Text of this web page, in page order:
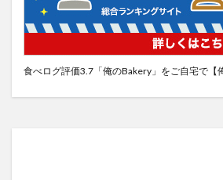
食べログ評価3.7「俺のBakery」をご自宅で【俺